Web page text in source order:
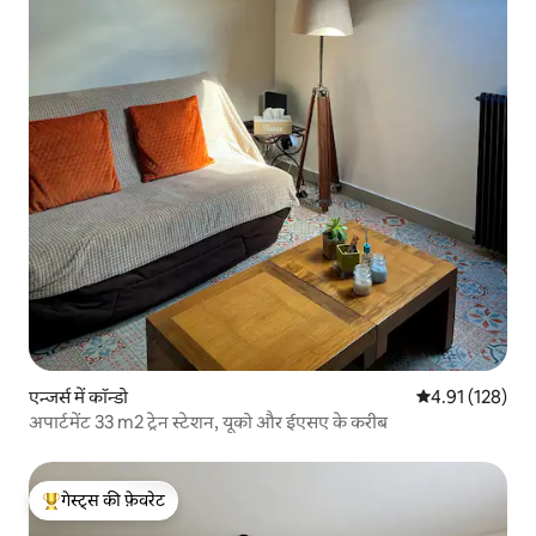
एन्जर्स में कॉन्डो औसत रेटिंग 5 में से
4.91 (128)
अपार्टमेंट 33 m2 ट्रेन स्टेशन, यूको और ईएसए के करीब
गेस्ट्स का टॉप फ़ेवरेट
गेस्ट्स की फ़ेवरेट